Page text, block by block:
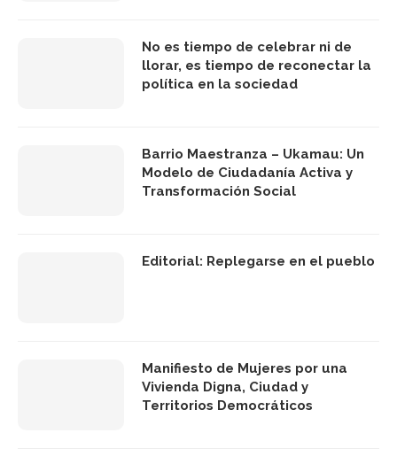
No es tiempo de celebrar ni de
llorar, es tiempo de reconectar la
política en la sociedad
Barrio Maestranza – Ukamau: Un
Modelo de Ciudadanía Activa y
Transformación Social
Editorial: Replegarse en el pueblo
Manifiesto de Mujeres por una
Vivienda Digna, Ciudad y
Territorios Democráticos